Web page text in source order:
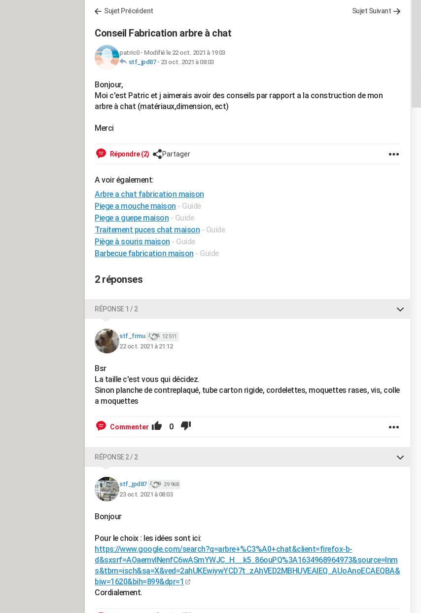
Sujet Précédent Sujet Suivant
Conseil Fabrication arbre à chat
patric0- Modifié le 22 oct. 2021 à 19:03
stf_jpd87- 23 oct. 2021 à 08:03
Bonjour,
Moi c'est Patric et j aimerais avoir des conseils par rapport a la construction de mon
arbre à chat (matériaux,dimension, ect)
Merci
Répondre (2) Partager
A voir également:
Arbre a chat fabrication maison
Piege a mouche maison - Guide
Piege a guepe maison - Guide
Traitement puces chat maison - Guide
Piège à souris maison - Guide
Barbecue fabrication maison - Guide
2 réponses
RÉPONSE 1 / 2
stf_frmu 12 511
22 oct. 2021 à 21:12
Bsr
La taille c'est vous qui décidez.
Sinon planche de contreplaqué, tube carton rigide, cordelettes, moquettes rases, vis, colle
a moquettes
Commenter 0
RÉPONSE 2 / 2
stf_jpd87 29 968
23 oct. 2021 à 08:03
Bonjour
Pour le choix : les idées sont ici:
https://www.google.com/search?q=arbre+%C3%A0+chat&client=firefox-b-
d&sxsrf=AOaemvINenfC6wASmYWJC_H__k5_86ouPQ%3A1634968964973&source=lnm
s&tbm=isch&sa=X&ved=2ahUKEwiywYCD7t_zAhVED2MBHUVEAlEQ_AUoAnoECAEQBA&
biw=1620&bih=899&dpr=1
Cordialement.